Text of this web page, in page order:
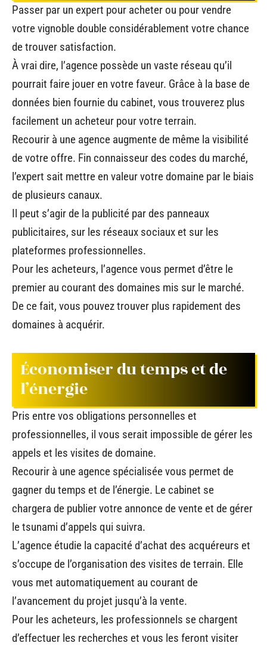
Passer par un expert pour acheter ou pour vendre
votre vignoble double considérablement votre chance
de trouver satisfaction.
À vrai dire, l’agence possède un vaste réseau qu’il
pourrait faire jouer en votre faveur. Grâce à la base de
données bien fournie du cabinet, vous trouverez plus
facilement un acheteur pour votre terrain.
Recourir à une agence augmente de même la visibilité
de votre offre. Fin connaisseur des codes du marché,
l’expert sait mettre en valeur votre domaine par le biais
de plusieurs canaux.
Il peut s’agir de la publicité par des panneaux
publicitaires, sur les réseaux sociaux et sur les
plateformes professionnelles.
Pour les acheteurs, l’agence vous permet d’être le
premier au courant des domaines mis sur le marché.
De ce fait, vous pouvez trouver plus rapidement des
domaines à acquérir.
Économiser du temps et de
l’énergie
Pris entre vos obligations personnelles et
professionnelles, il vous serait impossible de gérer les
appels et les visites de domaine.
Recourir à une agence spécialisée vous permet de
gagner du temps et de l’énergie. Le cabinet se
chargera de publier votre annonce de vente et de gérer
le tsunami d’appels qui suivra.
L’agence étudie la capacité d’achat des acquéreurs et
s’occupe de l’organisation des visites de terrain. Elle
vous met automatiquement au courant de
l’avancement du projet jusqu’à la vente.
Pour les acheteurs, les professionnels se chargent
d’effectuer les recherches et vous les feront visiter